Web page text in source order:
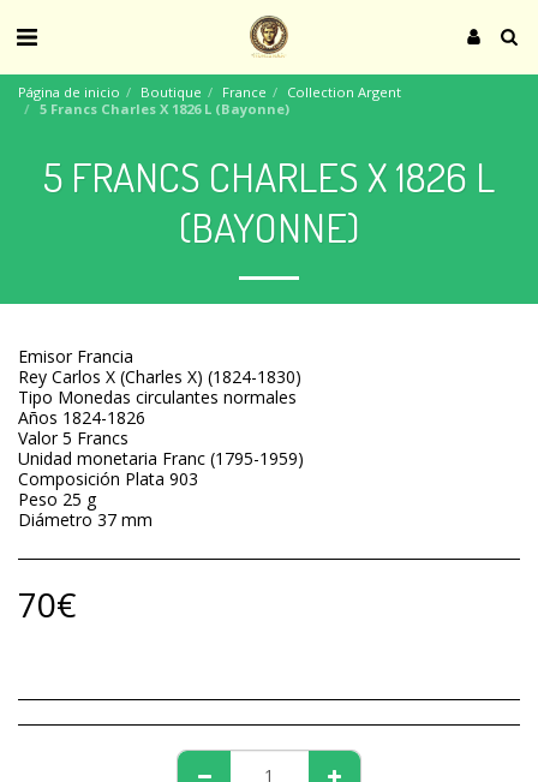
Página de inicio Boutique France
Collection Argent
5 Francs Charles X 1826 L (Bayonne)
5 FRANCS CHARLES X 1826 L
(BAYONNE)
Emisor Francia
Rey Carlos X (Charles X) (1824-1830)
Tipo Monedas circulantes normales
Años 1824-1826
Valor 5 Francs
Unidad monetaria Franc (1795-1959)
Composición Plata 903
Peso 25 g
Diámetro 37 mm
70€